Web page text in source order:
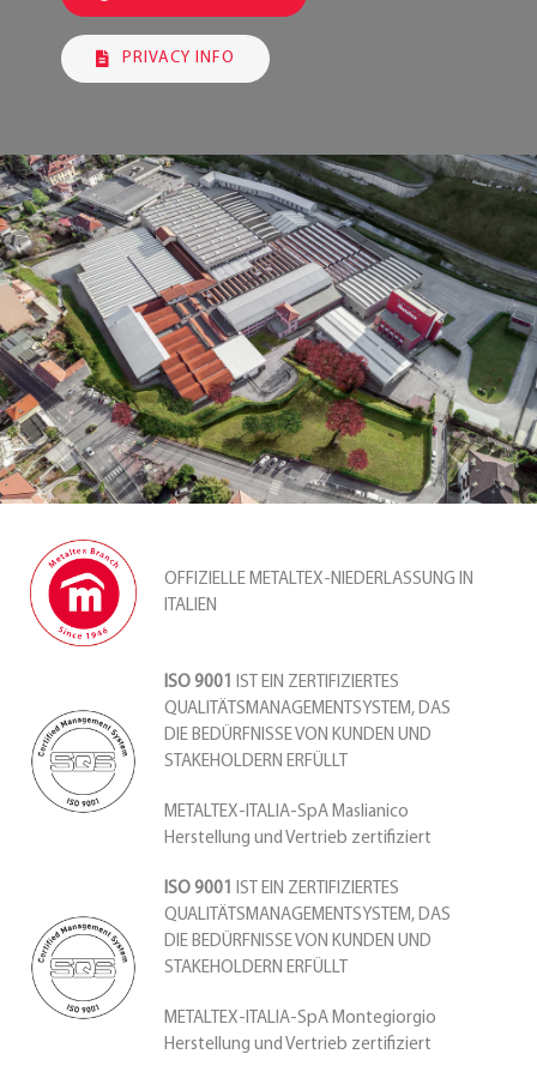
PRIVACY INFO
OFFIZIELLE METALTEX-NIEDERLASSUNG IN
ITALIEN
ISO 9001 IST EIN ZERTIFIZIERTES
QUALITÄTSMANAGEMENTSYSTEM, DAS
DIE BEDÜRFNISSE VON KUNDEN UND
STAKEHOLDERN ERFÜLLT
METALTEX-ITALIA-SpA Maslianico
Herstellung und Vertrieb zertifiziert
ISO 9001 IST EIN ZERTIFIZIERTES
QUALITÄTSMANAGEMENTSYSTEM, DAS
DIE BEDÜRFNISSE VON KUNDEN UND
STAKEHOLDERN ERFÜLLT
METALTEX-ITALIA-SpA Montegiorgio
Herstellung und Vertrieb zertifiziert